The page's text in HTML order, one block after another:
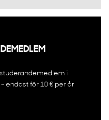
i
endast för 10 € per år